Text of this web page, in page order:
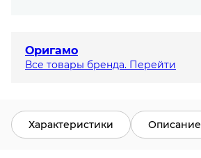
Оригамо
Все товары бренда. Перейти
Характеристики Описание